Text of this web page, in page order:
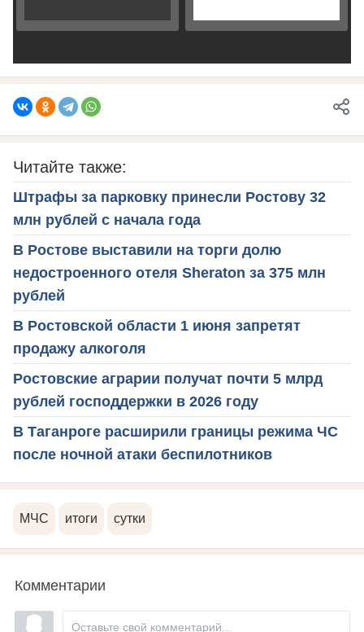
Читайте также:
Штрафы за парковку принесли Ростову 32
млн рублей с начала года
В Ростове выставили на торги долю
недостроенного отеля Sheraton за 375 млн
рублей
В Ростовской области 1 июня запретят
продажу алкоголя
Ростовские аграрии получат почти 5 млрд
рублей господдержки в 2026 году
В Таганроге расширили границы режима ЧС
после ночной атаки беспилотников
МЧС итоги сутки
Комментарии